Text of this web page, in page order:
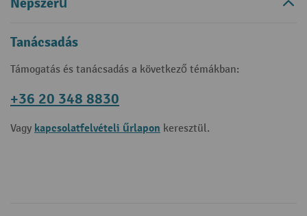
Tanácsadás
Támogatás és tanácsadás a következő témákban:
+36 20 348 8830
Vagy kapcsolatfelvételi űrlapon keresztül.